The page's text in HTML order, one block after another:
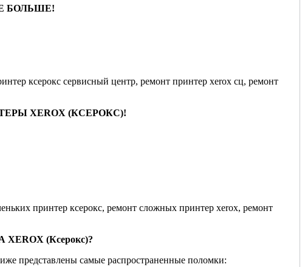
БОЛЬШЕ!
XEROX (КСЕРОКС)!
XEROX (Ксерокс)?
представлены самые распространенные поломки: